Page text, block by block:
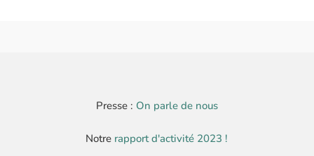
Presse : On parle de nous
Notre rapport d'activité 2023 !